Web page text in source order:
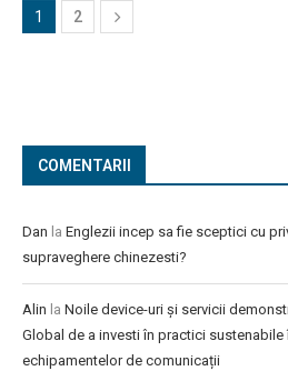
1 2
COMENTARII
Dan la Englezii incep sa fie sceptici cu
supraveghere chinezesti?
Alin la Noile device-uri și servicii
Global de a investi în practici
echipamentelor de comunicații